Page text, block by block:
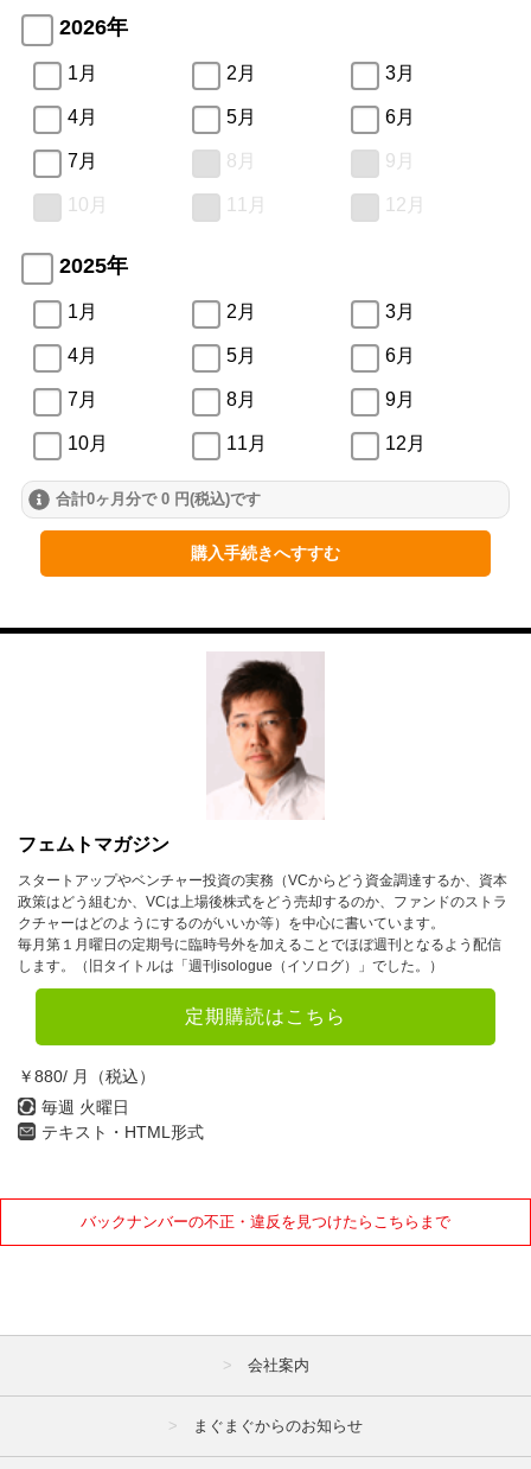
フェムトマガジン
スタートアップやベンチャー投資の実務（VCからどう資金調達するか、資本
政策はどう組むか、VCは上場後株式をどう売却するのか、ファンドのストラ
クチャーはどのようにするのがいいか等）を中心に書いています。
毎月第１月曜日の定期号に臨時号外を加えることでほぼ週刊となるよう配信
します。（旧タイトルは「週刊isologue（イソログ）」でした。）
定期購読はこちら
￥880/ 月（税込）
毎週 火曜日
テキスト・HTML形式
バックナンバーの不正・違反を見つけたらこちらまで
2026年
1月 2月 3月
4月 5月 6月
7月 8月 9月
10月 11月 12月
2025年
1月 2月 3月
4月 5月 6月
7月 8月 9月
10月 11月 12月
2024年
2月
7月 8月 9月
11月
2月
4月
7月 8月 9月
10月 11月 12月
2月
4月
7月
2021年
8月
10月 11月 12月
2020年
合計0ヶ月分で 0 円(税込)です
購入手続きへすすむ
会社案内
まぐまぐからのお知らせ